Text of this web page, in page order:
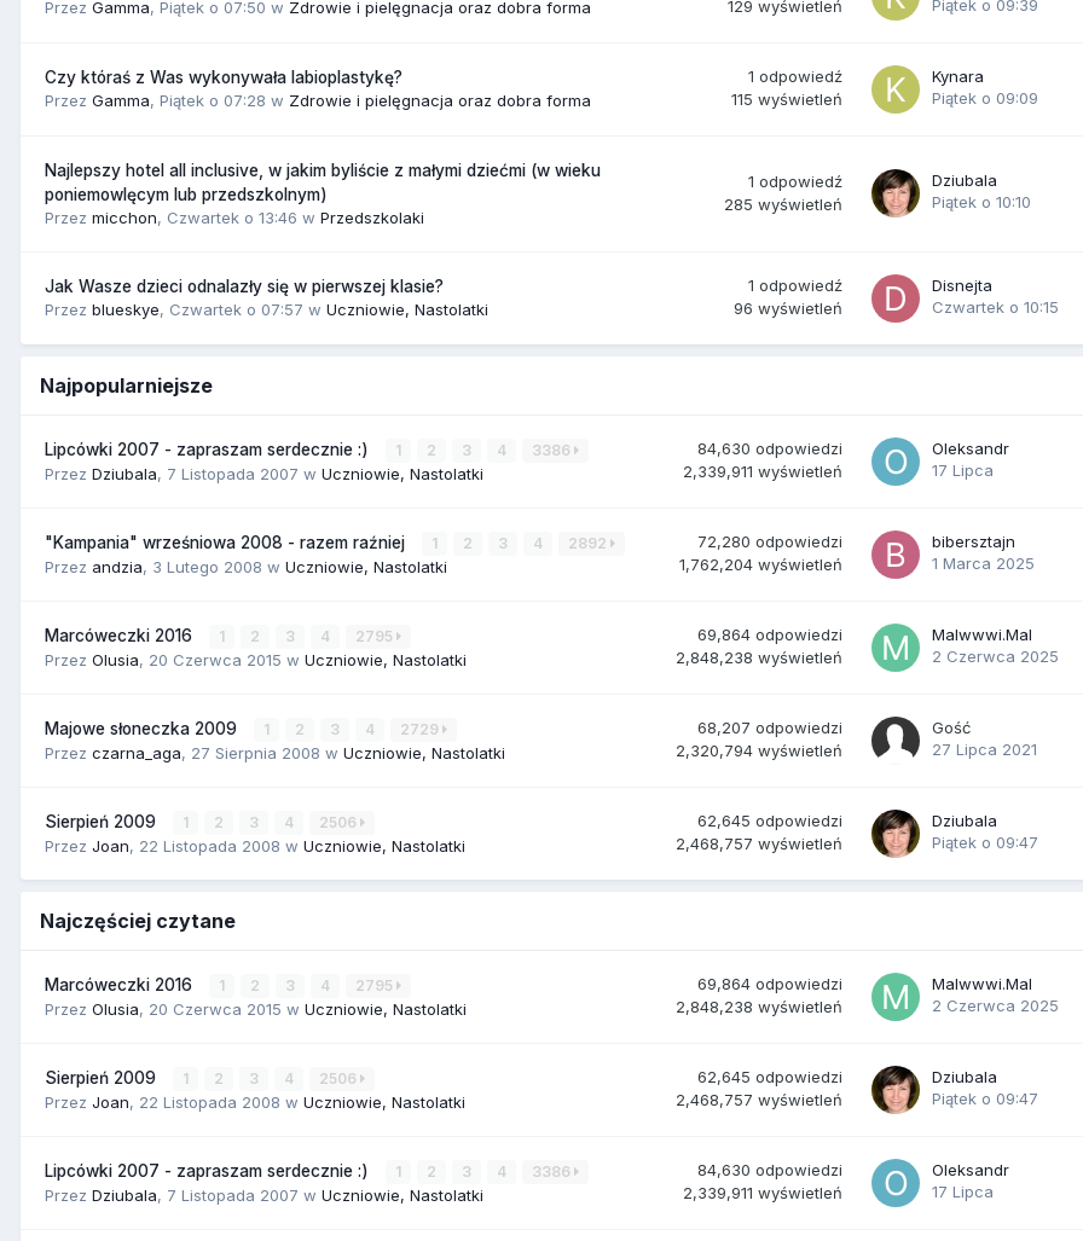
Przez Gamma, Piątek o 07:50 w Zdrowie i pielęgnacja oraz dobra forma
129 wyświetleń
Piątek o 09:39
Czy któraś z Was wykonywała labioplastykę?
Przez Gamma, Piątek o 07:28 w Zdrowie i pielęgnacja oraz dobra forma
1 odpowiedź
115 wyświetleń
Kynara
Piątek o 09:09
Najlepszy hotel all inclusive, w jakim byliście z małymi dziećmi (w wieku
poniemowlęcym lub przedszkolnym)
Przez micchon, Czwartek o 13:46 w Przedszkolaki
1 odpowiedź
285 wyświetleń
Dziubala
Piątek o 10:10
Jak Wasze dzieci odnalazły się w pierwszej klasie?
Przez blueskye, Czwartek o 07:57 w Uczniowie, Nastolatki
1 odpowiedź
96 wyświetleń
Disnejta
Czwartek o 10:15
Najpopularniejsze
Lipcówki 2007 - zapraszam serdecznie :) 1 2 3 4 3386
Przez Dziubala, 7 Listopada 2007 w Uczniowie, Nastolatki
84,630 odpowiedzi
2,339,911 wyświetleń
Oleksandr
17 Lipca
"Kampania" wrześniowa 2008 - razem raźniej 1 2 3 4 2892
Przez andzia, 3 Lutego 2008 w Uczniowie, Nastolatki
72,280 odpowiedzi
1,762,204 wyświetleń
bibersztajn
1 Marca 2025
Marcóweczki 2016 1 2 3 4 2795
Przez Olusia, 20 Czerwca 2015 w Uczniowie, Nastolatki
69,864 odpowiedzi
2,848,238 wyświetleń
Malwwwi.Mal
2 Czerwca 2025
Majowe słoneczka 2009 1 2 3 4 2729
Przez czarna_aga, 27 Sierpnia 2008 w Uczniowie, Nastolatki
68,207 odpowiedzi
2,320,794 wyświetleń
Gość
27 Lipca 2021
Sierpień 2009 1 2 3 4 2506
Przez Joan, 22 Listopada 2008 w Uczniowie, Nastolatki
62,645 odpowiedzi
2,468,757 wyświetleń
Dziubala
Piątek o 09:47
Najczęściej czytane
Marcóweczki 2016 1 2 3 4 2795
Przez Olusia, 20 Czerwca 2015 w Uczniowie, Nastolatki
69,864 odpowiedzi
2,848,238 wyświetleń
Malwwwi.Mal
2 Czerwca 2025
Sierpień 2009 1 2 3 4 2506
Przez Joan, 22 Listopada 2008 w Uczniowie, Nastolatki
62,645 odpowiedzi
2,468,757 wyświetleń
Dziubala
Piątek o 09:47
Lipcówki 2007 - zapraszam serdecznie :) 1 2 3 4 3386
Przez Dziubala, 7 Listopada 2007 w Uczniowie, Nastolatki
84,630 odpowiedzi
2,339,911 wyświetleń
Oleksandr
17 Lipca